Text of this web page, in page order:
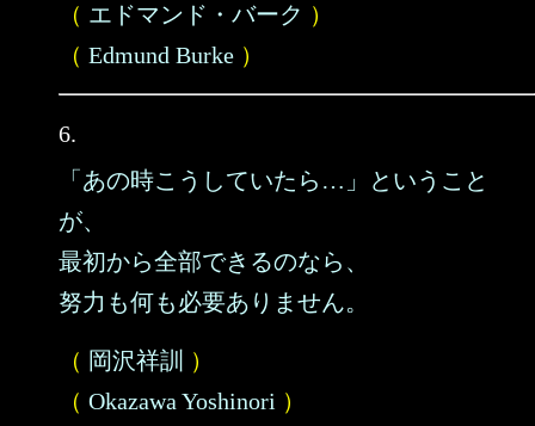
（ エドマンド・バーク ）
（ Edmund Burke ）
6.
「あの時こうしていたら…」ということ
が、
最初から全部できるのなら、
努力も何も必要ありません。
（ 岡沢祥訓
）
（ Okazawa Yoshinori ）